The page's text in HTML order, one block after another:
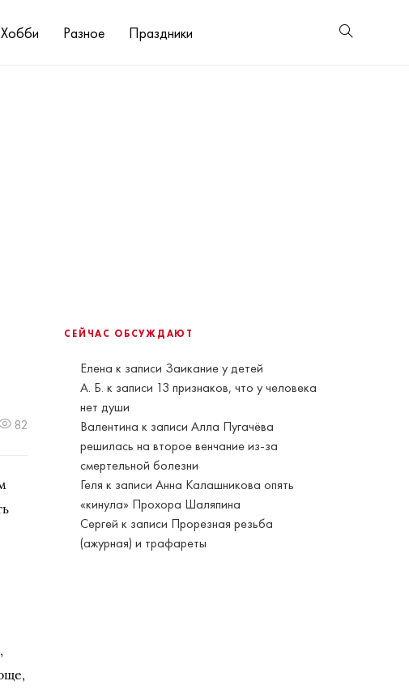
Хобби Разное Праздники
СЕЙЧАС ОБСУЖДАЮТ
Елена к записи Заикание у детей
А. Б. к записи 13 признаков, что у человека
нет души
Валентина к записиАлла Пугачёва
решилась на второе венчание из-за
смертельной болезни
Геля к записиАнна Калашникова опять
«кинула» Прохора Шаляпина
Сергей к записи Прорезная резьба
(ажурная) и трафареты
82
,